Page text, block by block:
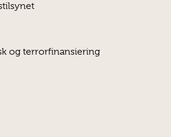
og terrorfinansiering